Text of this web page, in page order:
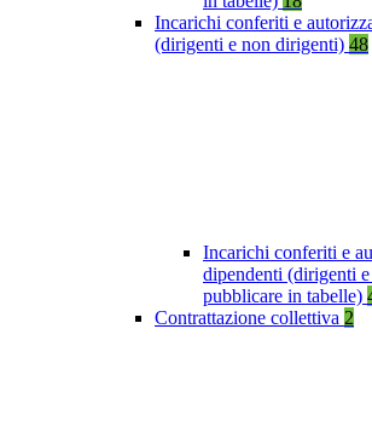
Incarichi conferiti e
(dirigenti e non dirigenti) 48
Incarichi conferiti e
dipendenti (dirigenti
pubblicare in tabelle)
Contrattazione collettiva 2